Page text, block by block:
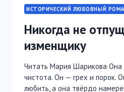
ИСТОРИЧЕСКИЙ ЛЮБОВНЫЙ
Никогда не
изменщику
Читать Мария Шарикова Она
чистота. Он — грех и порок.
любить, а она твёрдо